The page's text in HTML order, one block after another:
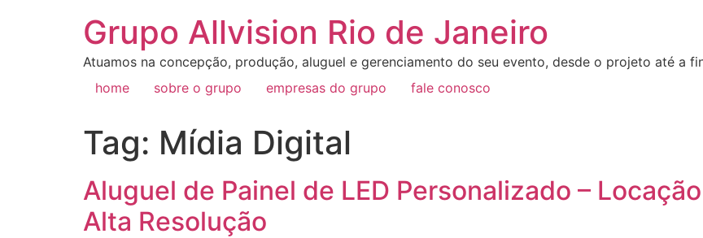
Grupo Allvision Rio de Janeiro
Atuamos na concepção, produção, aluguel e gerenciamento do seu evento, desde o projeto até a
home
sobre o grupo empresas do grupo fale conosco
Tag: Mídia Digital
Aluguel de Painel de LED Personalizado –
Alta Resolução